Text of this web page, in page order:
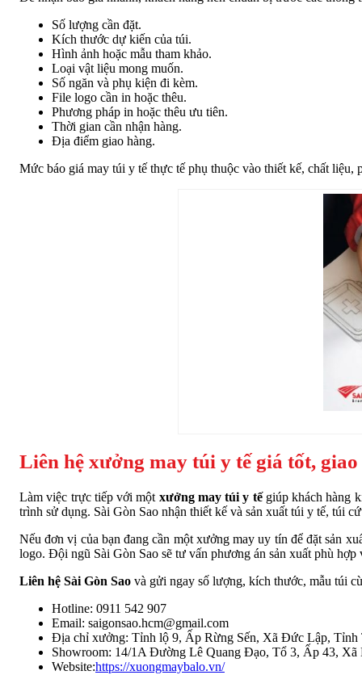
Số lượng cần đặt.
Kích thước dự kiến của túi.
Hình ảnh hoặc mẫu tham khảo.
Loại vật liệu mong muốn.
Số ngăn và phụ kiện đi kèm.
File logo cần in hoặc thêu.
Phương pháp in hoặc thêu ưu tiên.
Thời gian cần nhận hàng.
Địa điểm giao hàng.
Mức báo giá may túi y tế thực tế phụ thuộc vào thiết kế, chất
Liên hệ xưởng may túi y tế giá tốt,
Làm việc trực tiếp với một xưởng may túi y tếgiúp khách hàng
trình sử dụng. Sài Gòn Sao nhận thiết kế và sản xuất túi y tế, túi
Nếu đơn vị của bạn đang cần một xưởng may uy tín để đặt sản
logo. Đội ngũ Sài Gòn Sao sẽ tư vấn phương án sản xuất phù
Liên hệ Sài Gòn Sao và gửi ngay số lượng, kích thước, mẫu túi
Hotline: 0911 542 907
Email: saigonsao.hcm@gmail.com
Địa chỉ xưởng: Tỉnh lộ 9, Ấp Rừng Sến, Xã Đức Lập, Tỉnh
Showroom: 14/1A Đường Lê Quang Đạo, Tổ 3, Ấp 43,
Website:https://xuongmaybalo.vn/